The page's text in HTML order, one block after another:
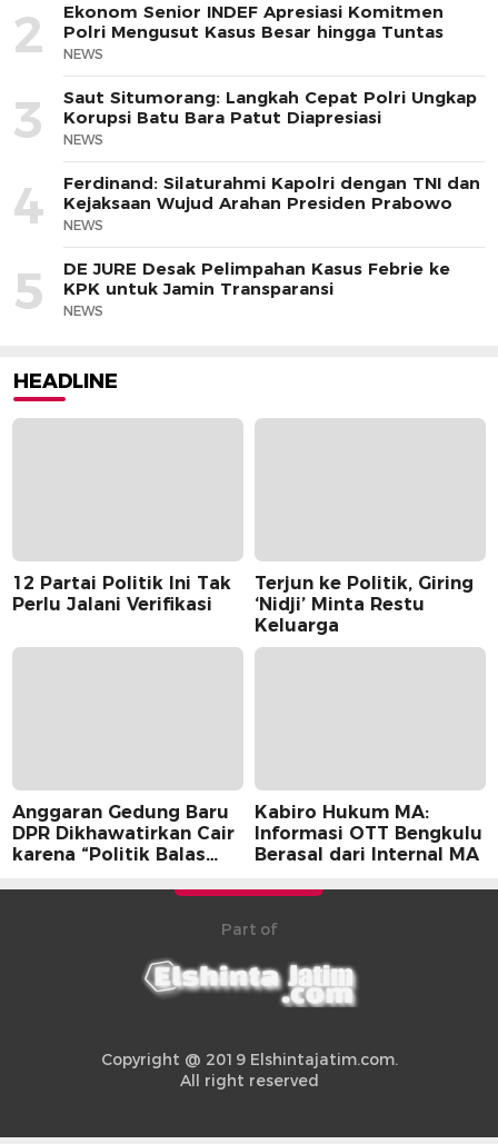
2
Ekonom Senior INDEF Apresiasi Komitmen
Polri Mengusut Kasus Besar hingga Tuntas
NEWS
3
Saut Situmorang: Langkah Cepat Polri Ungkap
Korupsi Batu Bara Patut Diapresiasi
NEWS
4
Ferdinand: Silaturahmi Kapolri dengan TNI dan
Kejaksaan Wujud Arahan Presiden Prabowo
NEWS
5
DE JURE Desak Pelimpahan Kasus Febrie ke
KPK untuk Jamin Transparansi
NEWS
HEADLINE
12 Partai Politik Ini Tak
Perlu Jalani Verifikasi
Terjun ke Politik, Giring
‘Nidji’ Minta Restu
Keluarga
Anggaran Gedung Baru
DPR Dikhawatirkan Cair
karena “Politik Balas
Kabiro Hukum MA:
Informasi OTT Bengkulu
Berasal dari Internal MA
Part of
Copyright @ 2019 Elshintajatim.com.
All right reserved